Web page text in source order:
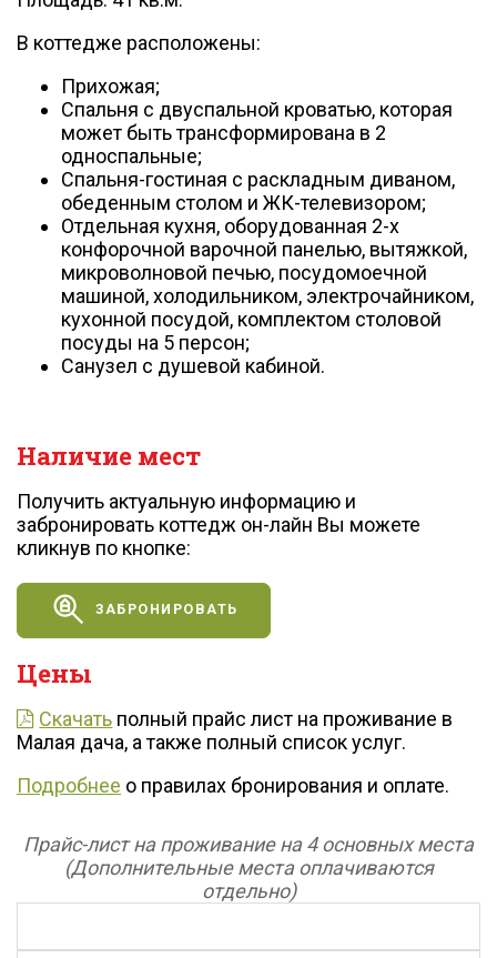
В коттедже расположены:
Прихожая;
Спальня с двуспальной кроватью, которая
может быть трансформирована в 2
односпальные;
Спальня-гостиная с раскладным диваном,
обеденным столом и ЖК-телевизором;
Отдельная кухня, оборудованная 2-х
конфорочной варочной панелью, вытяжкой,
микроволновой печью, посудомоечной
машиной, холодильником, электрочайником,
кухонной посудой, комплектом столовой
посуды на 5 персон;
Санузел с душевой кабиной.
Наличие мест
Получить актуальную информацию и
забронировать коттедж он-лайн Вы можете
кликнув по кнопке:
ЗАБРОНИРОВАТЬ
Цены
Скачать полный прайс лист на проживание в
Малая дача, а также полный список услуг.
Подробнее о правилах бронирования и оплате.
Прайс-лист на проживание на 4 основных места
(Дополнительные местаоплачиваются
отдельно)